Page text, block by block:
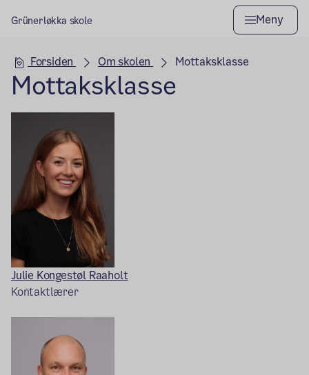
Grünerløkka skole Meny
Hovedseksjon
Forsiden Om skolen Mottaksklasse
Mottaksklasse
Julie Kongestøl Raaholt
Kontaktlærer